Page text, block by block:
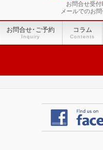
お問合せ受
メールでのお
お問合せ･ご予約
Inquiry
コラム
Contents